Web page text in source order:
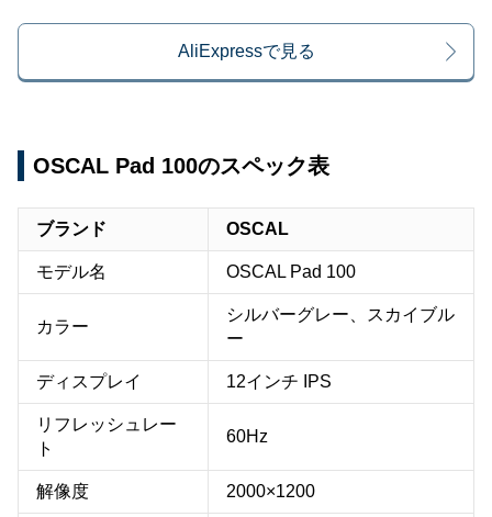
AliExpressで見る
OSCAL Pad 100のスペック表
ブランド OSCAL
モデル名 OSCAL Pad 100
カラー
シルバーグレー、スカイブル
ー
ディスプレイ 12インチ IPS
リフレッシュレー
ト
60Hz
解像度 2000×1200